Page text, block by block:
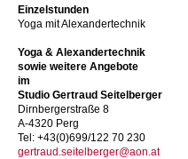
Einzelstunden
Yoga mit Alexandertechnik
Yoga & Alexandertechnik
sowie weitere Angebote
im
Studio Gertraud Seitelberger
Dirnbergerstraße 8
A-4320 Perg
Tel: +43(0)699/122 70 230
gertraud.seitelberger@aon.at